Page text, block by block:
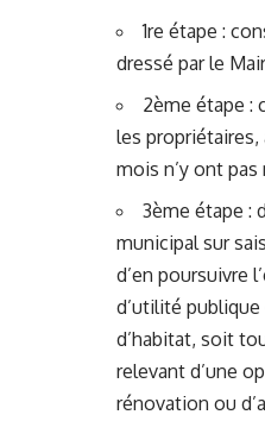
1re étape :
dressé par le
2ème étape :
les propriétaires,
mois n’y ont pas
3ème étape :
municipal sur
d’en poursuivre
d’utilité
d’habitat, soit
relevant d’une
rénovation ou